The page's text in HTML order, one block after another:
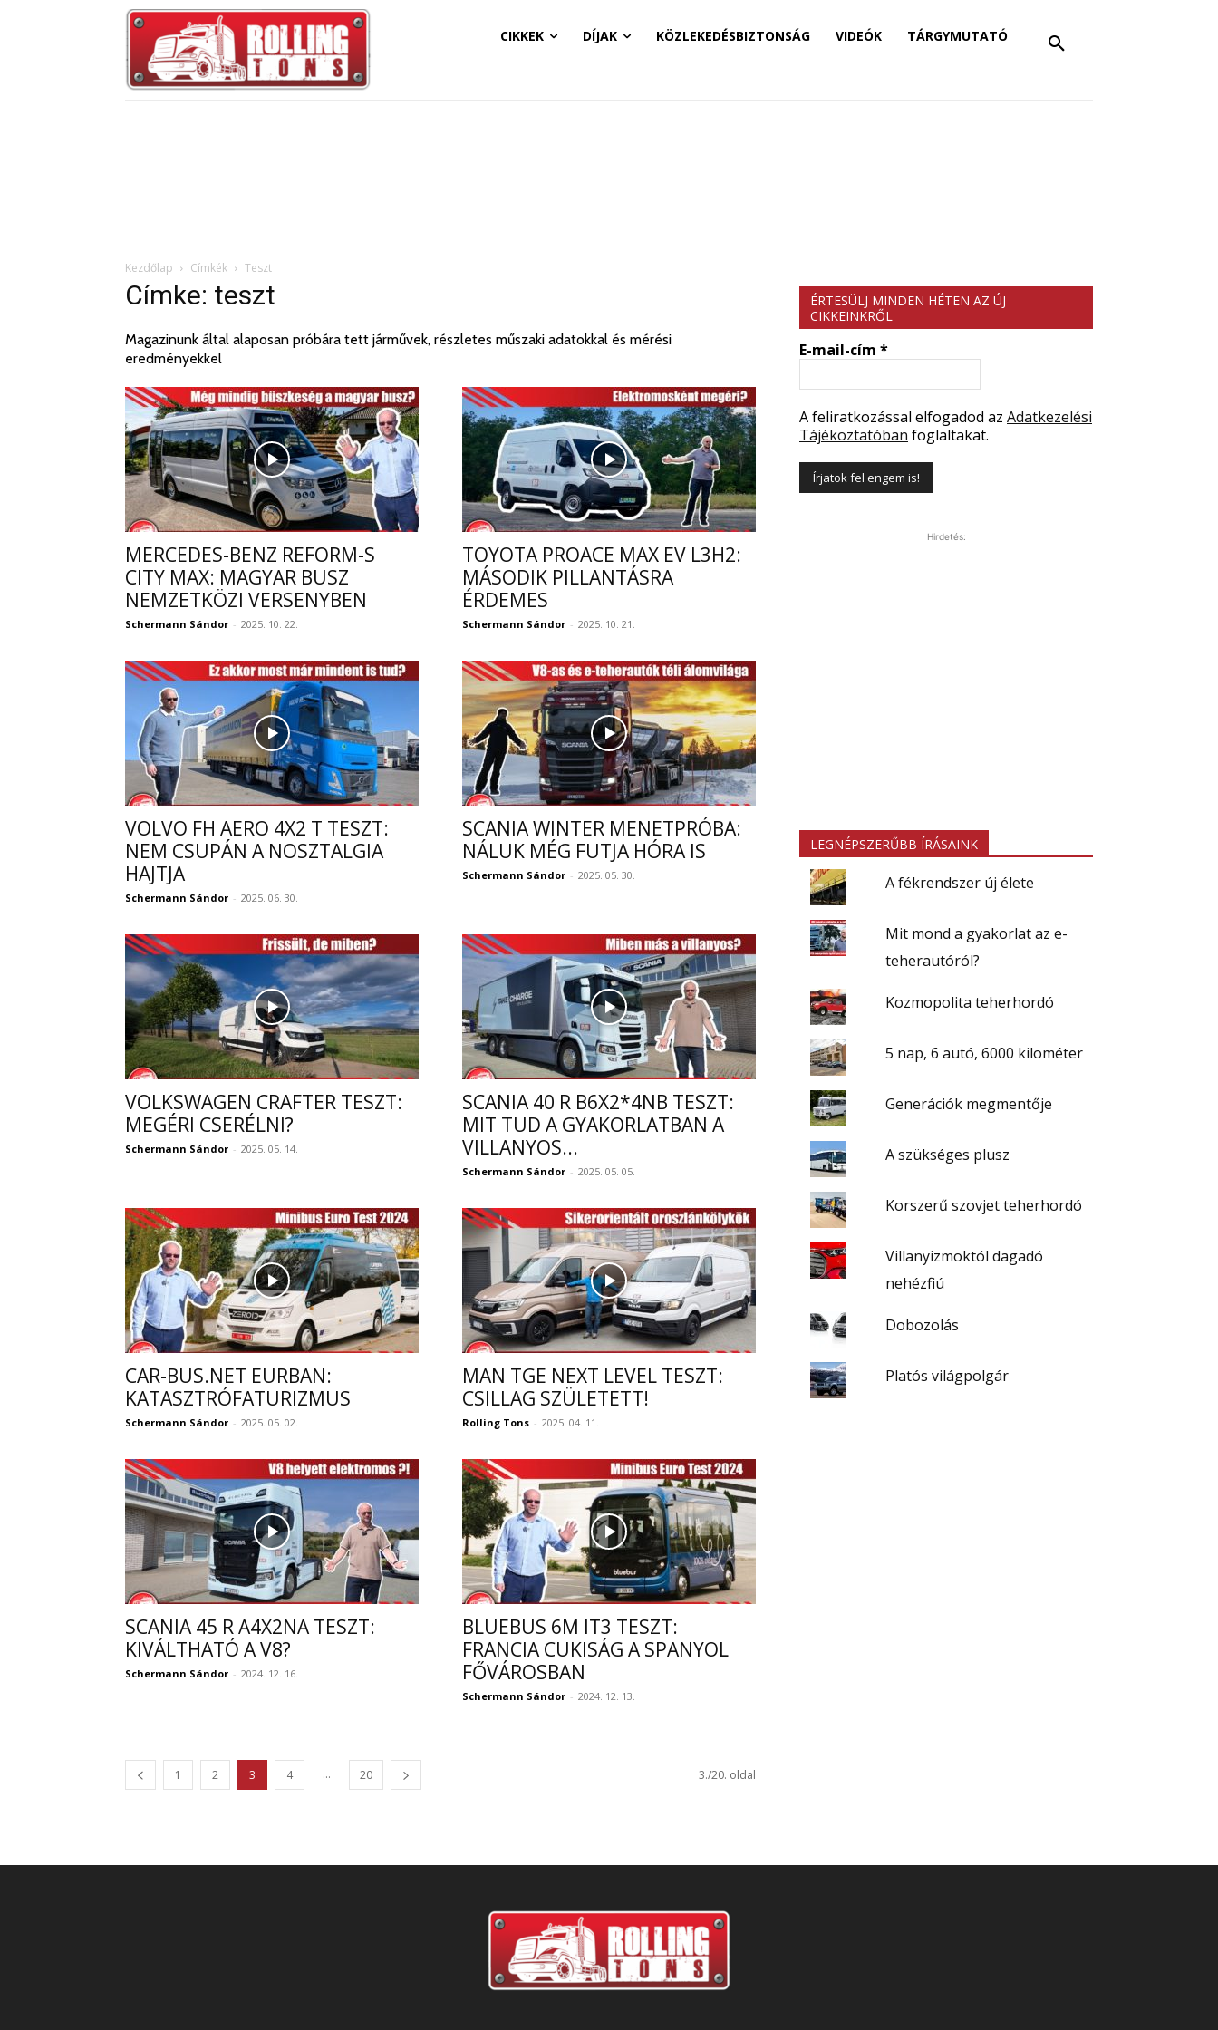
CIKKEK DÍJAK KÖZLEKEDÉSBIZTONSÁG VIDEÓK TÁRGYMUTATÓ
Kezdőlap Címkék Teszt
Címke: teszt
Magazinunk által alaposan próbára tett járművek, részletes műszaki adatokkal és mérési
eredményekkel
MERCEDES-BENZ REFORM-S
CITY MAX: MAGYAR BUSZ
NEMZETKÖZI VERSENYBEN
Schermann Sándor - 2025. 10. 22.
TOYOTA PROACE MAX EV L3H2:
MÁSODIK PILLANTÁSRA
ÉRDEMES
Schermann Sándor - 2025. 10. 21.
VOLVO FH AERO 4X2 T TESZT:
NEM CSUPÁN A NOSZTALGIA
HAJTJA
Schermann Sándor - 2025. 06. 30.
SCANIA WINTER MENETPRÓBA:
NÁLUK MÉG FUTJA HÓRA IS
Schermann Sándor - 2025. 05. 30.
VOLKSWAGEN CRAFTER TESZT:
MEGÉRI CSERÉLNI?
Schermann Sándor - 2025. 05. 14.
SCANIA 40 R B6X2*4NB TESZT:
MIT TUD A GYAKORLATBAN A
VILLANYOS...
Schermann Sándor - 2025. 05. 05.
CAR-BUS.NET EURBAN:
KATASZTRÓFATURIZMUS
Schermann Sándor - 2025. 05. 02.
MAN TGE NEXT LEVEL TESZT:
CSILLAG SZÜLETETT!
Rolling Tons - 2025. 04. 11.
SCANIA 45 R A4X2NA TESZT:
KIVÁLTHATÓ A V8?
Schermann Sándor - 2024. 12. 16.
BLUEBUS 6M IT3 TESZT:
FRANCIA CUKISÁG A SPANYOL
FŐVÁROSBAN
Schermann Sándor - 2024. 12. 13.
1 2 3 4 ... 20 3./20. oldal
ÉRTESÜLJ MINDEN HÉTEN AZ ÚJ
CIKKEINKRŐL
E-mail-cím *
A feliratkozással elfogadod az Adatkezelési
Tájékoztatóban foglaltakat.
Hirdetés:
LEGNÉPSZERŰBB ÍRÁSAINK
A fékrendszer új élete
Mit mond a gyakorlat az e-
teherautóról?
Kozmopolita teherhordó
5 nap, 6 autó, 6000 kilométer
Generációk megmentője
A szükséges plusz
Korszerű szovjet teherhordó
Villanyizmoktól dagadó
nehézfiú
Dobozolás
Platós világpolgár